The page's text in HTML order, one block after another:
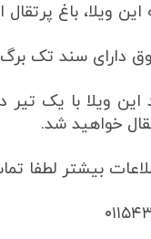
ویلا، باغ
دارای سند تک
این ویلا با یک
خواهید شد.
بیشتر لطفا